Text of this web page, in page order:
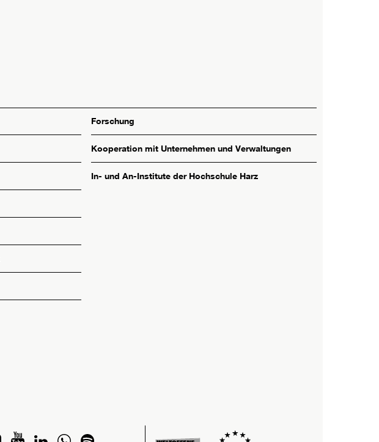
Forschung
Kooperation mit Unternehmen und Verwaltungen
In- und An-Institute der Hochschule Harz